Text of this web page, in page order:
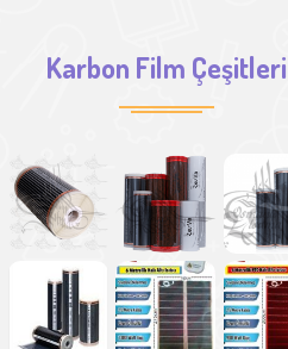
Karbon Film Çeşitleri